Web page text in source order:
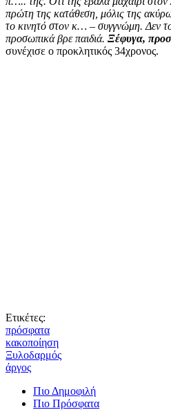
πρώτη της κατάθεση, μόλις της
το κινητό στον κ… – συγγνώμη. Δεν το
προσωπικά βρε παιδιά. Ξέφυγα,
συνέχισε ο προκλητικός 34χρονος.
Ετικέτες:
πρόσφατα
κακοποίηση
Ξυλοδαρμός
άργος
Πιο Δημοφιλή
Πιο Πρόσφατα